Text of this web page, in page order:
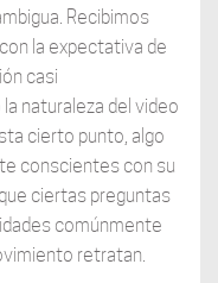
Recibimos
la expectativa de
casi
naturaleza del video
cierto punto, algo
conscientes con su
ciertas preguntas
comúnmente
retratan.